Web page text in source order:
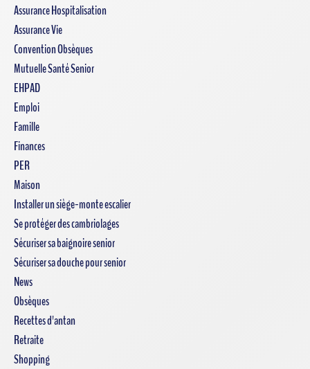
Assurance Hospitalisation
Assurance Vie
Convention Obsèques
Mutuelle Santé Senior
EHPAD
Emploi
Famille
Finances
PER
Maison
Installer un siège-monte escalier
Se protéger des cambriolages
Sécuriser sa baignoire senior
Sécuriser sa douche pour senior
News
Obsèques
Recettes d'antan
Retraite
Shopping